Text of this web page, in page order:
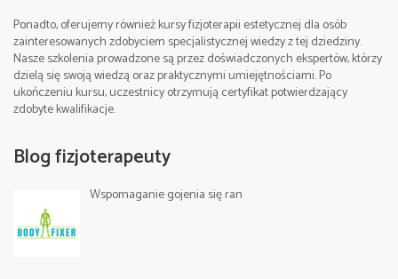
Ponadto, oferujemy również kursy fizjoterapii estetycznej dla osób
zainteresowanych zdobyciem specjalistycznej wiedzy z tej dziedziny.
Nasze szkolenia prowadzone są przez doświadczonych ekspertów, którzy
dzielą się swoją wiedzą oraz praktycznymi umiejętnościami. Po
ukończeniu kursu, uczestnicy otrzymują certyfikat potwierdzający
zdobyte kwalifikacje.
Blog fizjoterapeuty
Wspomaganie gojenia się ran